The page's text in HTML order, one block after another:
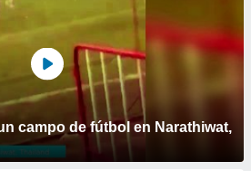
campo de fútbol en Narathiwat,